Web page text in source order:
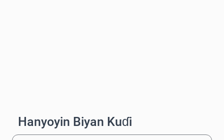
Hanyoyin Biyan Kuɗi